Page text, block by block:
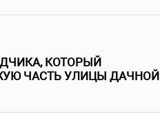
КОТОРЫЙ
ЧАСТЬ УЛИЦЫ ДАЧНОЙ